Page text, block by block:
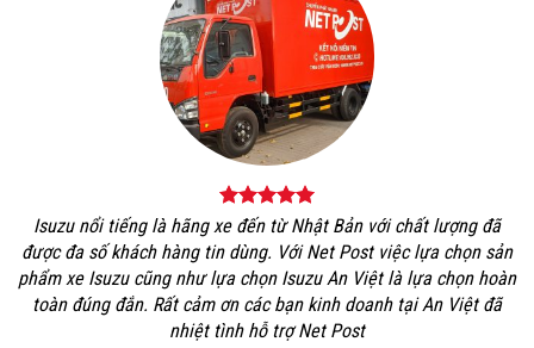
Isuzu nổi tiếng là hãng xe đến từ Nhật Bản với chất lượng đã
được đa số khách hàng tin dùng. Với Net Post việc lựa chọn sản
phẩm xe Isuzu cũng như lựa chọn Isuzu An Việt là lựa chọn hoàn
toàn đúng đắn. Rất cảm ơn các bạn kinh doanh tại An Việt đã
nhiệt tình hỗ trợ Net Post